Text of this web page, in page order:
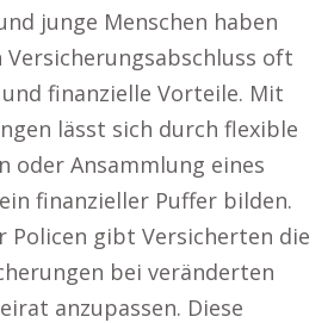
junge Menschen haben
oft
finanzielle Vorteile. Mit
lässt sich durch flexible
oder Ansammlung eines
finanzieller Puffer bilden.
Policen gibt Versicherten die
bei veränderten
anzupassen. Diese